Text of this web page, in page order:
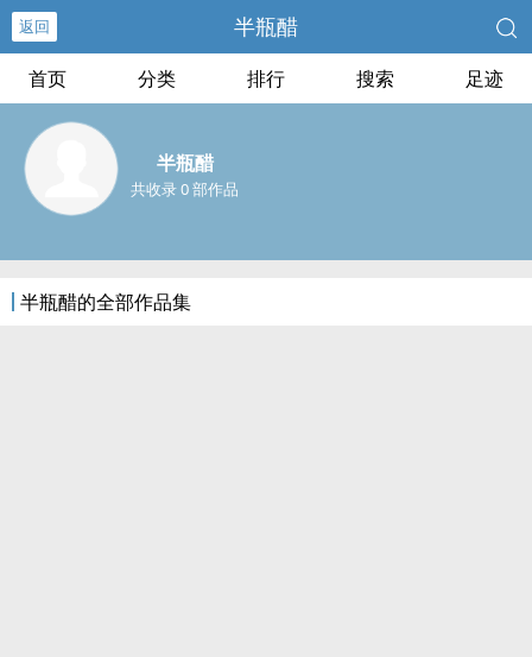
返回 半瓶醋
首页 分类 排行 搜索 足迹
半瓶醋
共收录 0 部作品
半瓶醋的全部作品集